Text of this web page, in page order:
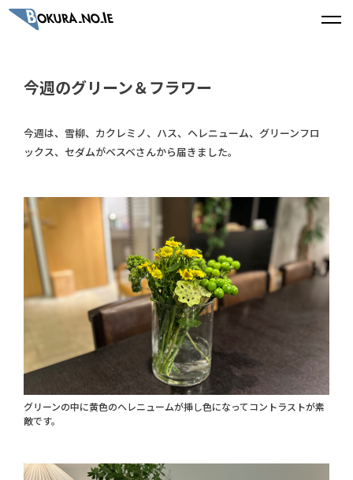
今週のグリーン＆フラワー
今週は、雪柳、カクレミノ、ハス、ヘレニューム、グリーンフロ
ックス、セダムがベスベさんから届きました。
グリーンの中に黄色のヘレニュームが挿し色になってコントラストが素
敵です。